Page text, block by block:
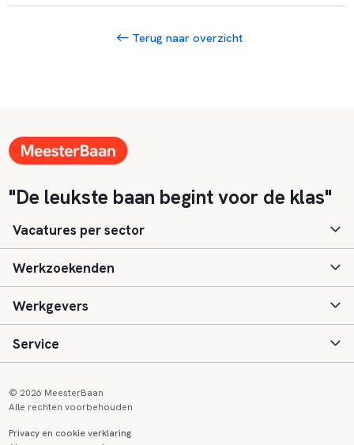
Terug naar overzicht
"De leukste baan begint voor de klas"
Vacatures per sector
Basisonderwijs
Speciaal (basis) onderwijs
Voortgezet onderwijs
Werkzoekenden
Aanmelden
Vacatures
Werkgevers
Inloggen
Service
© 2026 MeesterBaan
Alle rechten voorbehouden
Privacy en cookie verklaring